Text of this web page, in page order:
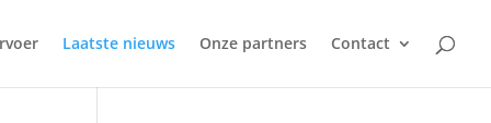
Laatste nieuws Onze partners Contact